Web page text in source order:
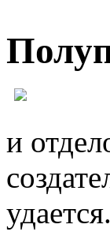
и
удается.